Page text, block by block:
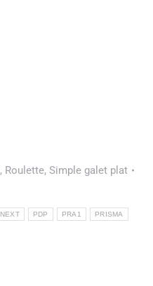
, Roulette, Simple galet plat
NEXT PDP PRA1 PRISMA